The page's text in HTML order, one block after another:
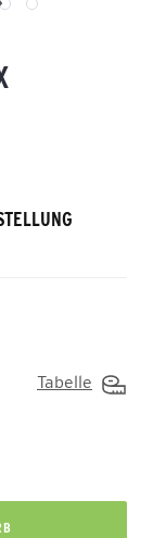
Tabelle